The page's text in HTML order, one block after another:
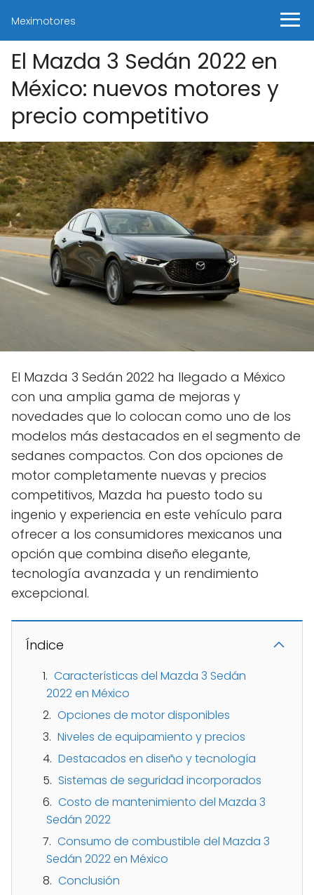
Meximotores
El Mazda 3 Sedán 2022 en
México: nuevos motores y
precio competitivo
El Mazda 3 Sedán 2022 ha llegado a México
con una amplia gama de mejoras y
novedades que lo colocan como uno de los
modelos más destacados en el segmento de
sedanes compactos. Con dos opciones de
motor completamente nuevas y precios
competitivos, Mazda ha puesto todo su
ingenio y experiencia en este vehículo para
ofrecer a los consumidores mexicanos una
opción que combina diseño elegante,
tecnología avanzada y un rendimiento
excepcional.
Índice
Características del Mazda 3 Sedán
2022 en México
Opciones de motor disponibles
Niveles de equipamiento y precios
Destacados en diseño y tecnología
Sistemas de seguridad incorporados
Costo de mantenimiento del Mazda 3
Sedán 2022
Consumo de combustible del Mazda 3
Sedán 2022 en México
Conclusión